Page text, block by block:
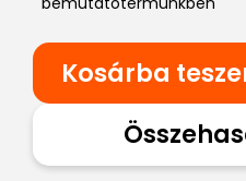
Kosárba